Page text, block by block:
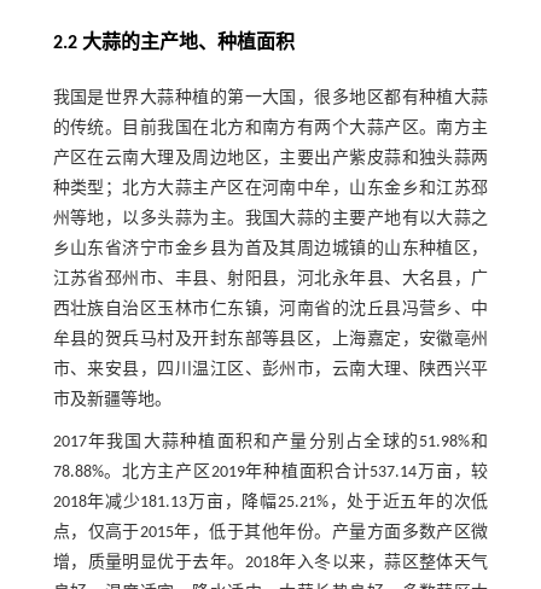
2.2 大蒜的主产地、种植面积
我国是世界大蒜种植的第一大国，很多地区都有种植大蒜
的传统。目前我国在北方和南方有两个大蒜产区。南方主
产区在云南大理及周边地区，主要出产紫皮蒜和独头蒜两
种类型；北方大蒜主产区在河南中牟，山东金乡和江苏邳
州等地，以多头蒜为主。我国大蒜的主要产地有以大蒜之
乡山东省济宁市金乡县为首及其周边城镇的山东种植区，
江苏省邳州市、丰县、射阳县，河北永年县、大名县，广
西壮族自治区玉林市仁东镇，河南省的沈丘县冯营乡、中
牟县的贺兵马村及开封东部等县区，上海嘉定，安徽亳州
市、来安县，四川温江区、彭州市，云南大理、陕西兴平
市及新疆等地。
2017年我国大蒜种植面积和产量分别占全球的51.98%和
78.88%。北方主产区2019年种植面积合计537.14万亩，较
2018年减少181.13万亩，降幅25.21%，处于近五年的次低
点，仅高于2015年，低于其他年份。产量方面多数产区微
增，质量明显优于去年。2018年入冬以来，蒜区整体天气